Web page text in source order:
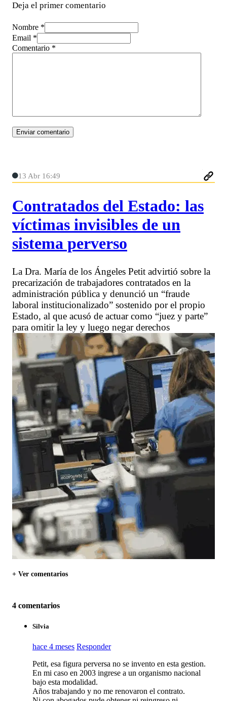
Deja el primer comentario
Nombre *
Email *
Comentario *
13 Abr 16:49
Contratados del Estado: las
víctimas invisibles de un
sistema perverso
La Dra. María de los Ángeles Petit advirtió sobre la
precarización de trabajadores contratados en la
administración pública y denunció un “fraude
laboral institucionalizado” sostenido por el propio
Estado, al que acusó de actuar como “juez y parte”
para omitir la ley y luego negar derechos
+ Ver comentarios
4 comentarios
Silvia
hace 4 meses Responder
Petit, esa figura perversa no se invento en esta gestion.
En mi caso en 2003 ingrese a un organismo nacional
bajo esta modalidad.
Años trabajando y no me renovaron el contrato.